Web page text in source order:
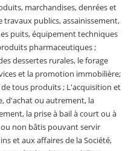
marchandises, denrées et
travaux publics, assainissement,
puits, équipement techniques
pharmaceutiques ;
dessertes rurales, le forage
et la promotion immobilière;
tous produits ; L'acquisition et
d'achat ou autrement, la
la prise à bail à court ou à
non bâtis pouvant servir
et aux affaires de la Société,